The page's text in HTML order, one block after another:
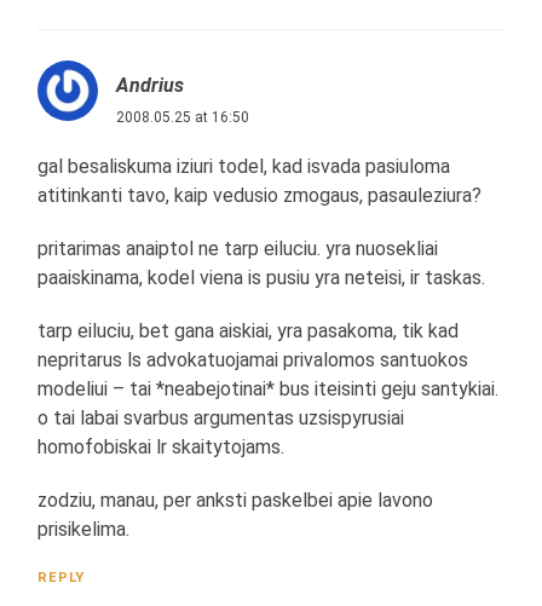
Andrius
2008.05.25 at 16:50
gal besaliskuma iziuri todel, kad isvada pasiuloma
atitinkanti tavo, kaip vedusio zmogaus, pasauleziura?
pritarimas anaiptol ne tarp eiluciu. yra nuosekliai
paaiskinama, kodel viena is pusiu yra neteisi, ir taskas.
tarp eiluciu, bet gana aiskiai, yra pasakoma, tik kad
nepritarus ls advokatuojamai privalomos santuokos
modeliui – tai *neabejotinai* bus iteisinti geju santykiai.
o tai labai svarbus argumentas uzsispyrusiai
homofobiskai lr skaitytojams.
zodziu, manau, per anksti paskelbei apie lavono
prisikelima.
REPLY